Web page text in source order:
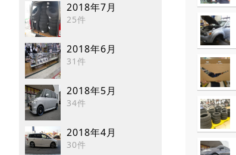
2018年7月
25件
2018年6月
31件
2018年5月
34件
2018年4月
30件